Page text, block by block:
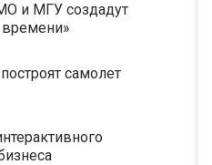
и МГУ создадут
самолет